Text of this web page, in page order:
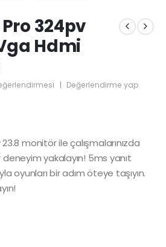
Pro 324pv
Hdmi
| Değerlendirme yap
monitör ile çalışmalarınızda
yakalayın! 5ms yanıt
oyunları bir adım öteye taşıyın.